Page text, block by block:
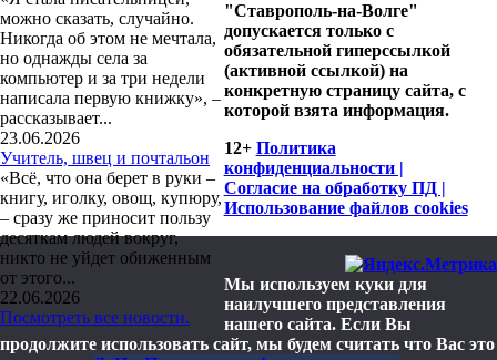
можно сказать, случайно.
Никогда об этом не мечтала,
но однажды села за
компьютер и за три недели
написала первую книжку», –
рассказывает...
23.06.2026
Учитель, швец и почтальон
«Всё, что она берет в руки –
книгу, иголку, овощ, купюру,
– сразу же приносит пользу
десяткам людей вокруг,
никто не уйдет обиженным
от этого...
22.06.2026
Посмотреть все новости.
"Ставрополь-на-Волге"
допускается только с
обязательной гиперссылкой
(активной ссылкой) на
конкретную страницу сайта, с
которой взята информация.
12+ Политика
конфиденциальности |
Согласие на обработку ПД |
Использование файлов cookies
Мы используем куки для
наилучшего представления
нашего сайта. Если Вы
продолжите использовать сайт, мы будем считать что Вас это